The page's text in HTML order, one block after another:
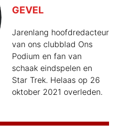
GEVEL
Jarenlang hoofdredacteur
van ons clubblad Ons
Podium en fan van
schaak eindspelen en
Star Trek. Helaas op 26
oktober 2021 overleden.